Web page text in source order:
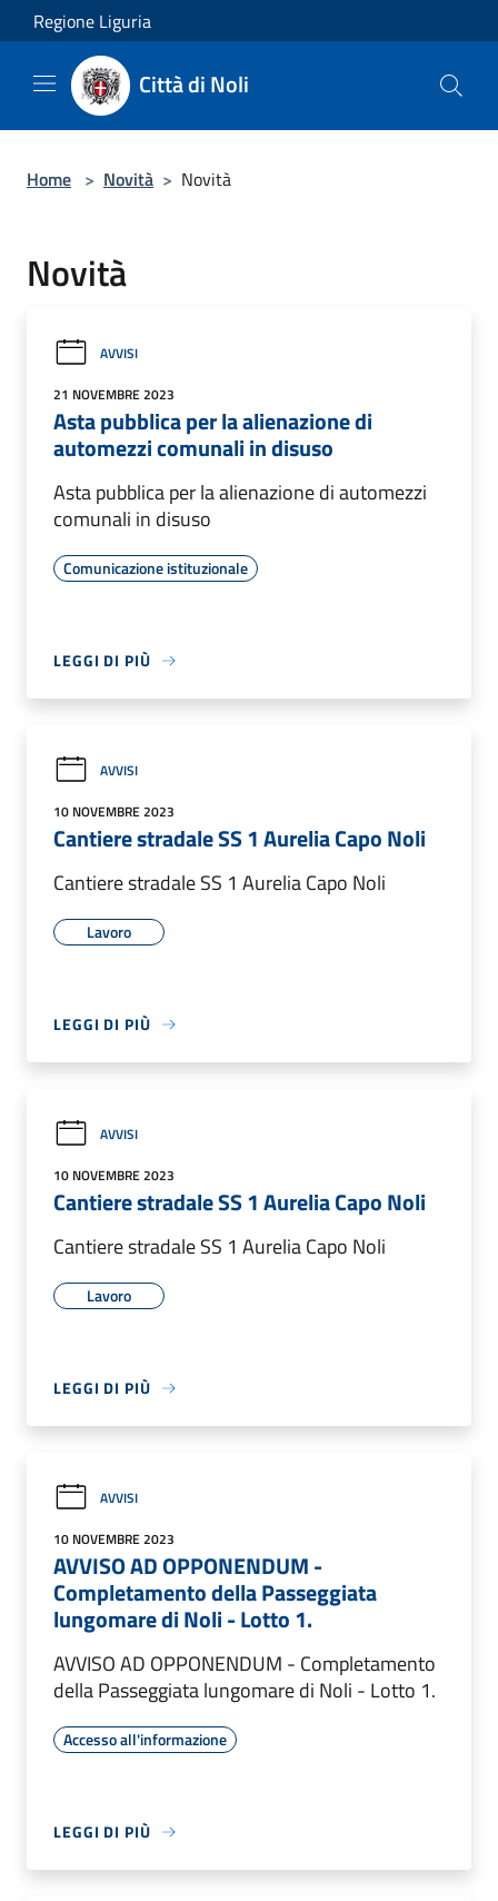
Salta al contenuto principale
Regione Liguria
Città di Noli
Home > Novità > Novità
Novità
AVVISI
21 NOVEMBRE 2023
Asta pubblica per la alienazione di
automezzi comunali in disuso
Asta pubblica per la alienazione di automezzi
comunali in disuso
Comunicazione istituzionale
LEGGI DI PIÙ
AVVISI
10 NOVEMBRE 2023
Cantiere stradale SS 1 Aurelia Capo Noli
Cantiere stradale SS 1 Aurelia Capo Noli
Lavoro
LEGGI DI PIÙ
AVVISI
10 NOVEMBRE 2023
Cantiere stradale SS 1 Aurelia Capo Noli
Cantiere stradale SS 1 Aurelia Capo Noli
Lavoro
LEGGI DI PIÙ
AVVISI
10 NOVEMBRE 2023
AVVISO AD OPPONENDUM -
Completamento della Passeggiata
lungomare di Noli - Lotto 1.
AVVISO AD OPPONENDUM - Completamento
della Passeggiata lungomare di Noli - Lotto 1.
Accesso all'informazione
LEGGI DI PIÙ